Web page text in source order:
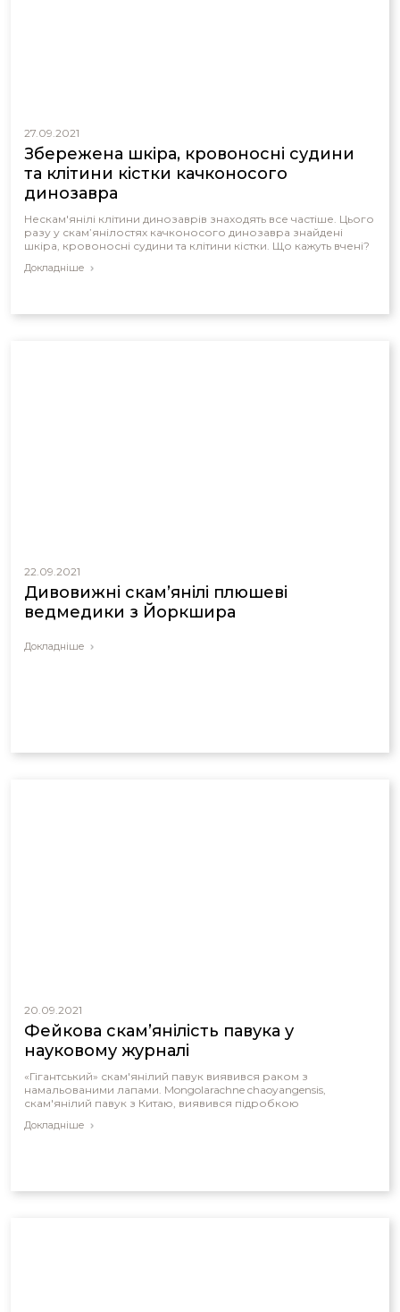
27.09.2021
Збережена шкіра, кровоносні судини
та клітини кістки качконосого
динозавра
Нескам'янілі клітини динозаврів знаходять все частіше. Цього
разу у скам’янілостях качконосого динозавра знайдені
шкіра, кровоносні судини та клітини кістки. Що кажуть вчені?
Докладніше
22.09.2021
Дивовижні скам’янілі плюшеві
ведмедики з Йоркшира
Докладніше
20.09.2021
Фейкова скам’янілість павука у
науковому журналі
«Гігантський» скам'янілий павук виявився раком з
намальованими лапами. Mongolarachne chaoyangensis,
скам'янілий павук з Китаю, виявився підробкою
Докладніше